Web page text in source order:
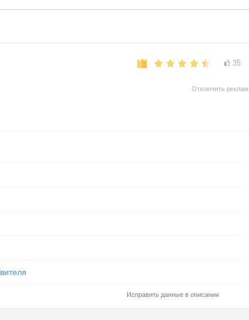
35
Отключить
Исправить данные в описании